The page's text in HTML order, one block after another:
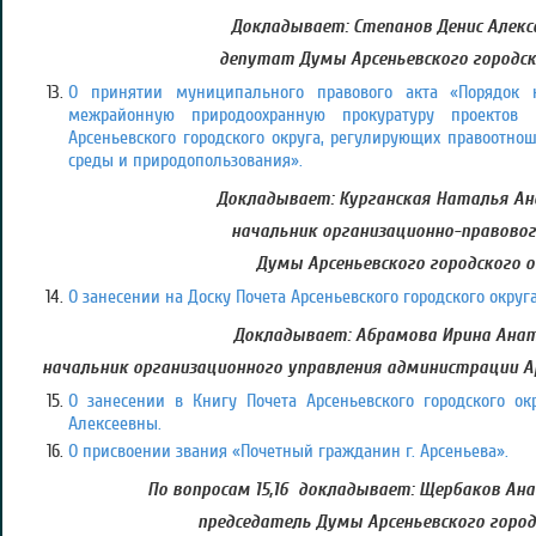
Докладывает: Степанов Денис
депутат Думы Арсеньевского
О принятии муниципального правового акта «Порядок
межрайонную природоохранную прокуратуру
Арсеньевского городского округа, регулирующих
среды и природопользования».
Докладывает: Курганская Наталья
начальник организационно-
Думы Арсеньевского городского
О занесении на Доску Почета Арсеньевского городского
Докладывает: Абрамова Ирина
начальник организационного управления администрации
О занесении в Книгу Почета Арсеньевского городского
Алексеевны.
О присвоении звания «Почетный гражданин г. Арсеньева».
По вопросам 15,16 докладывает: Щербаков
председатель Думы Арсеньевского